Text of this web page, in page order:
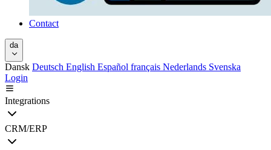
Contact
da
Dansk Deutsch English Español français Nederlands Svenska
Login
Integrations
CRM/ERP